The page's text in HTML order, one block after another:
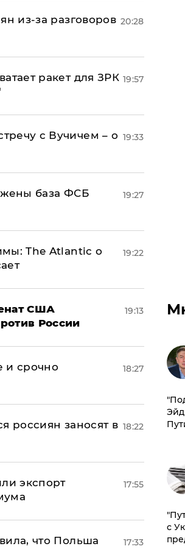
из-за разговоров 20:28
ракет для ЗРК 19:57
с Вучичем – о 19:33
база ФСБ
19:27
The Atlantic о
19:22
США
России
19:13
и срочно
18:27
россиян заносят в 18:22
экспорт
17:55
что Польша
17:33
с